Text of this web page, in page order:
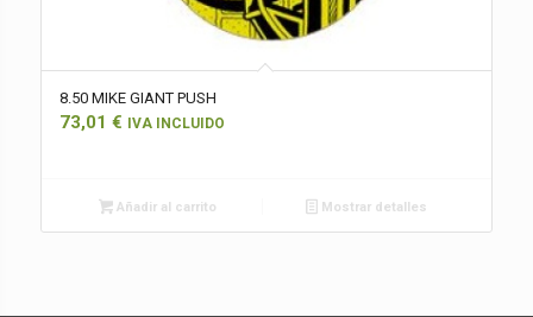
8.50 MIKE GIANT PUSH
73,01 € IVA INCLUIDO
Añadir al carrito Mostrar detalles